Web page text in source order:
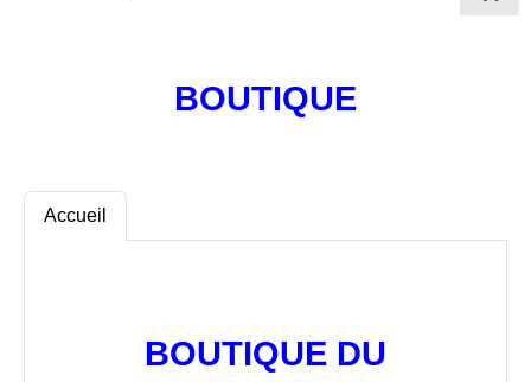
BOUTIQUE
Accueil
BOUTIQUE DU